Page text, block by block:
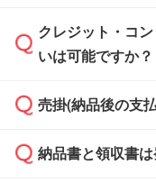
通常、翌営業日
雑状況によって
依頼いただいた
クレジット・コ
いは可能ですか？
銀行振込のみの
売掛(納品後の支
基本的には先入
納品書と領収書